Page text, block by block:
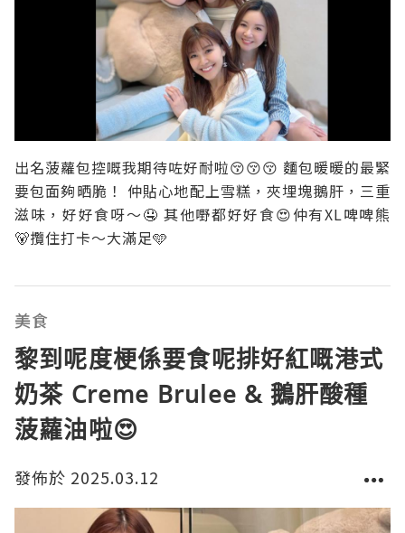
出名菠蘿包控嘅我期待咗好耐啦😚😚😚 麵包暖暖的最緊
要包面夠晒脆！ 仲貼心地配上雪糕，夾埋塊鵝肝，三重
滋味，好好食呀～🤤 其他嘢都好好食😍仲有XL啤啤熊
🐻攬住打卡～大滿足🩵
美食
黎到呢度梗係要食呢排好紅嘅港式
奶茶 Creme Brulee & 鵝肝酸種
菠蘿油啦😍
發佈於 2025.03.12